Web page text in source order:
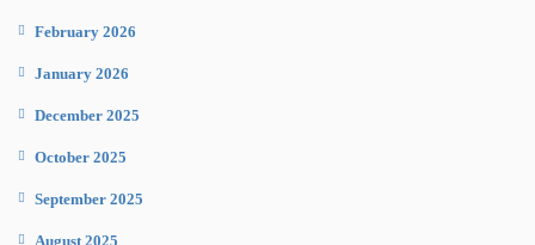
February 2026
January 2026
December 2025
October 2025
September 2025
August 2025